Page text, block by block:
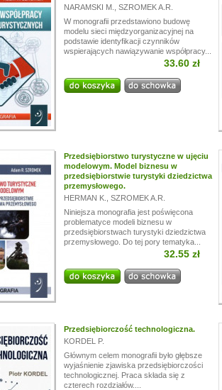
NARAMSKI M.
SZROMEK A.R.
W monografii przedstawiono budowę
modelu sieci międzyorganizacyjnej na
podstawie identyfikacji czynników
wspierających nawiązywanie współpracy...
33.60 zł
Przedsiębiorstwo turystyczne w ujęciu
modelowym. Model biznesu w
przedsiębiorstwie turystyki dziedzictwa
przemysłowego.
HERMAN K.
SZROMEK A.R.
Niniejsza monografia jest poświęcona
problematyce modeli biznesu w
przedsiębiorstwach turystyki dziedzictwa
przemysłowego. Do tej pory tematyka...
32.55 zł
Przedsiębiorczość technologiczna.
KORDEL P.
Głównym celem monografii było głębsze
wyjaśnienie zjawiska przedsiębiorczości
technologicznej. Praca składa się z
czterech rozdziałów....